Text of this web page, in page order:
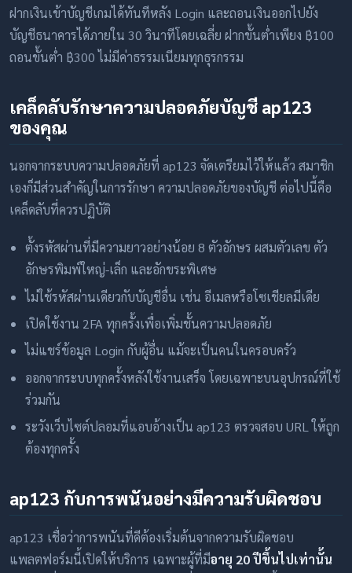
ฝากเงินเข้าบัญชีเกมได้ทันทีหลัง Login และถอนเงินออกไปยัง
บัญชีธนาคารได้ภายใน 30 วินาทีโดยเฉลี่ย ฝากขั้นต่ำเพียง ฿100
ถอนขั้นต่ำ ฿300 ไม่มีค่าธรรมเนียมทุกธุรกรรม
เคล็ดลับรักษาความปลอดภัยบัญชี ap123
ของคุณ
นอกจากระบบความปลอดภัยที่ ap123 จัดเตรียมไว้ให้แล้ว สมาชิก
เองก็มีส่วนสำคัญในการรักษา ความปลอดภัยของบัญชี ต่อไปนี้คือ
เคล็ดลับที่ควรปฏิบัติ
ตั้งรหัสผ่านที่มีความยาวอย่างน้อย 8 ตัวอักษร ผสมตัวเลข ตัว
อักษรพิมพ์ใหญ่-เล็ก และอักขระพิเศษ
ไม่ใช้รหัสผ่านเดียวกับบัญชีอื่น เช่น อีเมลหรือโซเชียลมีเดีย
เปิดใช้งาน 2FA ทุกครั้งเพื่อเพิ่มชั้นความปลอดภัย
ไม่แชร์ข้อมูล Login กับผู้อื่น แม้จะเป็นคนในครอบครัว
ออกจากระบบทุกครั้งหลังใช้งานเสร็จ โดยเฉพาะบนอุปกรณ์ที่ใช้
ร่วมกัน
ระวังเว็บไซต์ปลอมที่แอบอ้างเป็น ap123 ตรวจสอบ URL ให้ถูก
ต้องทุกครั้ง
ap123 กับการพนันอย่างมีความรับผิดชอบ
ap123 เชื่อว่าการพนันที่ดีต้องเริ่มต้นจากความรับผิดชอบ
แพลตฟอร์มนี้เปิดให้บริการ เฉพาะผู้ที่มีอายุ 20 ปีขึ้นไปเท่านั้น